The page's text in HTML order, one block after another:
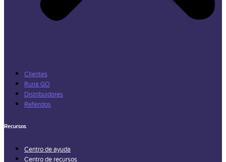
Clientes
Runa GO
Distribuidores
Referidos
Recursos
Centro de ayuda
Centro de recursos